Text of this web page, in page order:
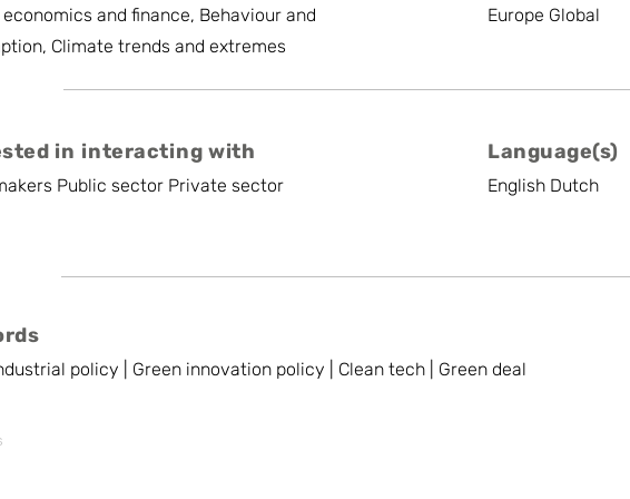
and finance, Behaviour and
Climate trends and extremes
Europe Global
in interacting with
Public sector Private sector
Language(s)
English Dutch
policy | Green innovation policy | Clean tech | Green deal